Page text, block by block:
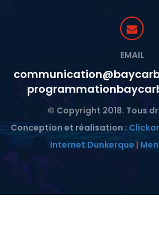
EMAIL
© Copyright 2018. Tous
Conception et réalisation :
Internet Dunkerque |